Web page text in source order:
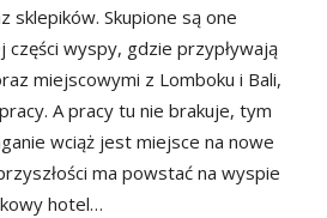
sklepików. Skupione są one
części wyspy, gdzie przypływają
miejscowymi z Lomboku i Bali,
A pracy tu nie brakuje, tym
wciąż jest miejsce na nowe
ma powstać na wyspie
hotel…